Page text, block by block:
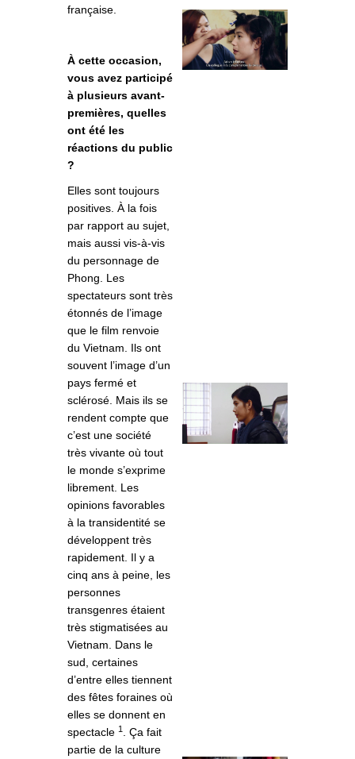
française.
À cette occasion,
vous avez participé
à plusieurs avant-
premières, quelles
ont été les
réactions du public
?
Elles sont toujours
positives. À la fois
par rapport au sujet,
mais aussi vis-à-vis
du personnage de
Phong. Les
spectateurs sont très
étonnés de l’image
que le film renvoie
du Vietnam. Ils ont
souvent l’image d’un
pays fermé et
sclérosé. Mais ils se
rendent compte que
c’est une société
très vivante où tout
le monde s’exprime
librement. Les
opinions favorables
à la transidentité se
développent très
rapidement. Il y a
cinq ans à peine, les
personnes
transgenres étaient
très stigmatisées au
Vietnam. Dans le
sud, certaines
d’entre elles tiennent
des fêtes foraines où
elles se donnent en
spectacle 1
. Ça fait
partie de la culture